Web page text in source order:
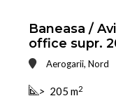
Baneasa /
office supr.
Aerogarii, Nord
> 205 m2